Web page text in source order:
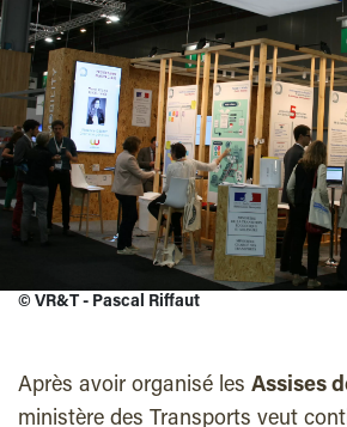
© VR&T - Pascal Riffaut
Après avoir organisé les Assises
ministère des Transports veut